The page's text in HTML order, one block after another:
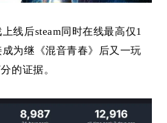
线后steam同时在线最高仅1
为继《混音青春》后又一玩
的证据。